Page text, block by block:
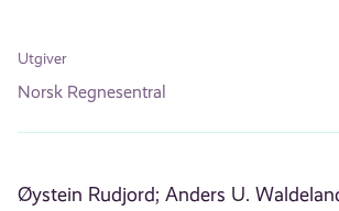
Utgiver
Norsk Regnesentral
Øystein Rudjord; Anders U.